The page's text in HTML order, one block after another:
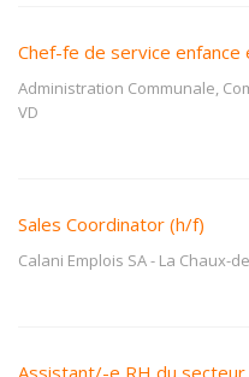
Chef-fe de service
Administration Communale,
VD
Sales Coordinator (h/f)
Calani Emplois SA- La Chaux-
Assistant/-e RH du